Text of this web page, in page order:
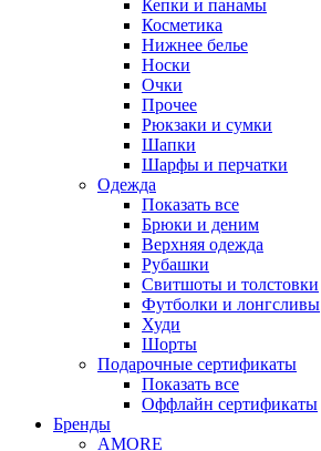
Кепки и панамы
Косметика
Нижнее белье
Носки
Очки
Прочее
Рюкзаки и сумки
Шапки
Шарфы и перчатки
Одежда
Показать все
Брюки и деним
Верхняя одежда
Рубашки
Свитшоты и толстовки
Футболки и лонгсливы
Худи
Шорты
Подарочные сертификаты
Показать все
Оффлайн сертификаты
Бренды
AMORE